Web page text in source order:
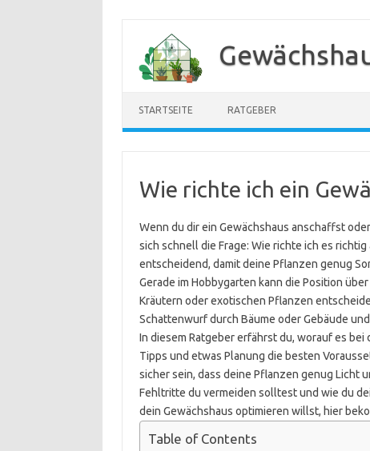
springen
STARTSEITE RATGEBER
Wie richte ich ein
Wenn du dir ein Gewächshaus anschaffst
sich schnell die Frage: Wie richte ich es
entscheidend, damit deine Pflanzen genug
Gerade im Hobbygarten kann die Position
Kräutern oder exotischen Pflanzen
Schattenwurf durch Bäume oder Gebäude
In diesem Ratgeber erfährst du, worauf es
Tipps und etwas Planung die besten
sicher sein, dass deine Pflanzen genug Licht
Fehltritte du vermeiden solltest und wie du
dein Gewächshaus optimieren willst, hier
Table of Contents